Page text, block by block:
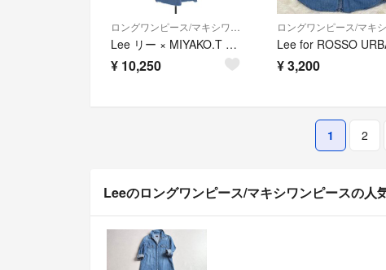
ロングワンピース/マキシワンピース
Lee リー × MIYAKO.T × B.C STOCK 別注 スカート インディゴ サイズ:S | 24春夏 デニムサロペットスカート / ジャンパースカート | カットオフ ステッチ ハンマーループ コットン ウォッシャブル | ボトムス【レディース】【中古】
¥ 10,250 ¥3,200
1 2
Leeのロングワンピース/マキシワンピースの人